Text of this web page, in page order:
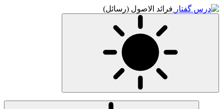
فرائد الاصول (رسائل)